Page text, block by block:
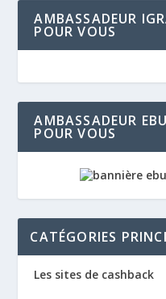
AMBASSADEUR
POUR VOUS
AMBASSADEUR
POUR VOUS
CATÉGORIES
Les sites de cashback